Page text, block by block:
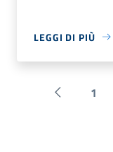
LEGGI DI PIÙ
Pagina 1